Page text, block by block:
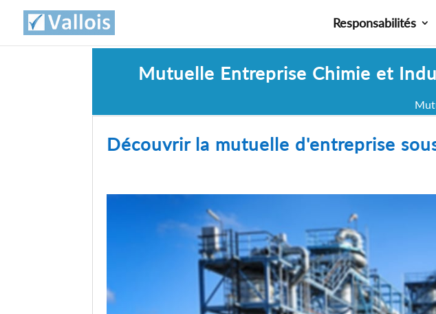
Responsabilités
Mutuelle Entreprise Chimie et
Découvrir la mutuelle d'entreprise